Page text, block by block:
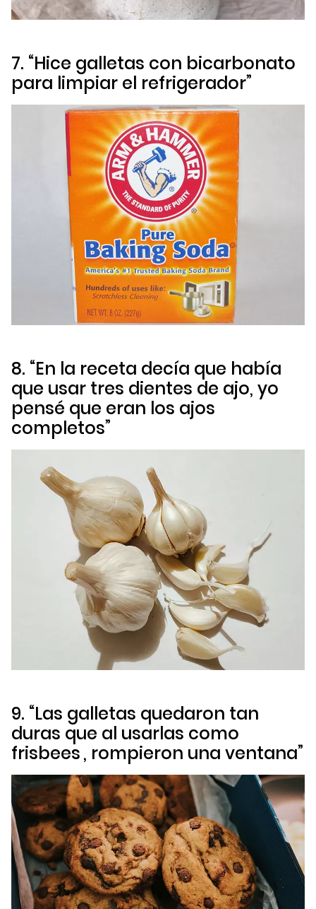
7. “Hice galletas con bicarbonato
para limpiar el refrigerador”
8. “En la receta decía que había
que usar tres dientes de ajo, yo
pensé que eran los ajos
completos”
9. “Las galletas quedaron tan
duras que al usarlas como
frisbees, rompieron una ventana”